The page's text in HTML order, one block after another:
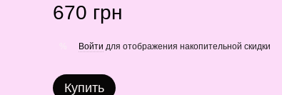
670 грн
Войти для отображения накопительной скидки
Купить